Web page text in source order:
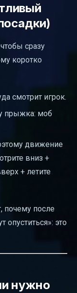
чтобы сразу
коротко
смотрит игрок.
прыжка: моб
движение
вниз +
+ летите
почему после
опуститься»: это
нужно